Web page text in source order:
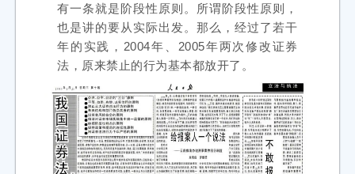
有一条就是阶段性原则。所谓阶段性原则，
也是讲的要从实际出发。那么，经过了若干
年的实践，2004年、2005年两次修改证券
法，原来禁止的行为基本都放开了。